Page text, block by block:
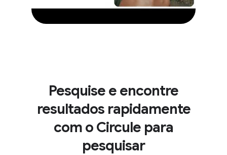
Pesquise e encontre
resultados rapidamente
com o Circule para
pesquisar